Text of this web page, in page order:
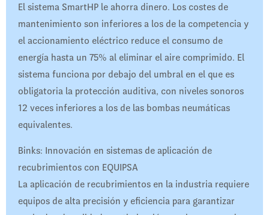
El sistema SmartHP le ahorra dinero. Los costes de
mantenimiento son inferiores a los de la competencia y
el accionamiento eléctrico reduce el consumo de
energía hasta un 75% al eliminar el aire comprimido. El
sistema funciona por debajo del umbral en el que es
obligatoria la protección auditiva, con niveles sonoros
12 veces inferiores a los de las bombas neumáticas
equivalentes.
Binks: Innovación en sistemas de aplicación de
recubrimientos con EQUIPSA
La aplicación de recubrimientos en la industria requiere
equipos de alta precisión y eficiencia para garantizar